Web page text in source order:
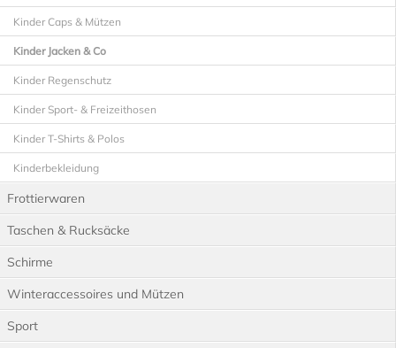
Kinder Caps & Mützen
Kinder Jacken & Co
Kinder Regenschutz
Kinder Sport- & Freizeithosen
Kinder T-Shirts & Polos
Kinderbekleidung
Frottierwaren
Taschen & Rucksäcke
Schirme
Winteraccessoires und Mützen
Sport